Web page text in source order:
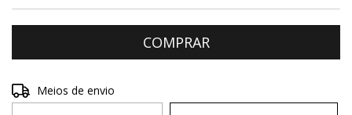
Entregas para o CEP:
Meios de envio